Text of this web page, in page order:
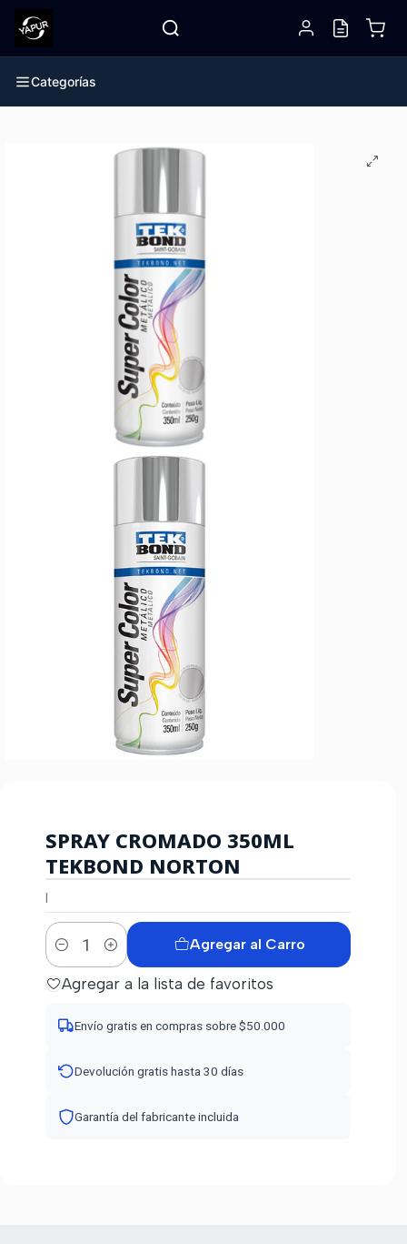
Categorías
|
SPRAY CROMADO 350ML
TEKBOND NORTON
Cantidad
Agregar al Carro
Agregar a la lista de favoritos
Envío gratis en compras sobre $50.000
Devolución gratis hasta 30 días
Garantía del fabricante incluida